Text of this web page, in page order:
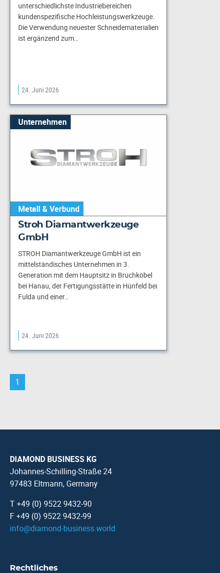
unterschiedlichste Industriebereichen
kundenspezifische Hochleistungswerkzeuge.
Die Verwendung neuester Schneidematerialien
ist ergänzend zum…
24. Juni 2026
Unternehmen
Metall & Verbund
Stroh Diamantwerkzeuge
GmbH
STROH Diamantwerkzeuge GmbH ist ein
mittelständisches Unternehmen in 3.
Generation mit dem Hauptsitz in Bruchköbel
bei Hanau, der Fertigungsstätte in Hünfeld bei
Fulda und einer…
24. Juni 2026
1
DIAMOND BUSINESS KG
Johannes-Schilling-Straße 24
97483 Eltmann, Germany
T +49 (0) 9522 9432-90
F +49 (0) 9522 9432-99
info@diamond-business.world
Rechtliches